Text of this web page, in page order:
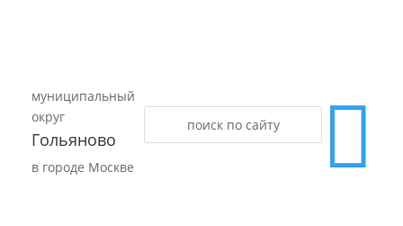
муниципальный
округ
Гольяново
в городе Москве 